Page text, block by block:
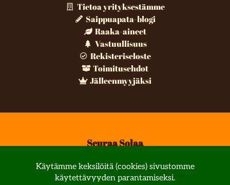
Tietoa yrityksestämme
Saippuapata-blogi
Raaka-aineet
Vastuullisuus
Rekisteriseloste
Toimitusehdot
Jälleenmyyjäksi
Seuraa Solaa